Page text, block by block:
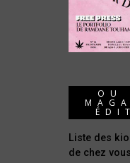
OU
Liste des
de chez vous